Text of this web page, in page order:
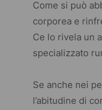
Come si può
corporea e
Ce lo rivela un
specializzato
Se anche nei
l’abitudine di